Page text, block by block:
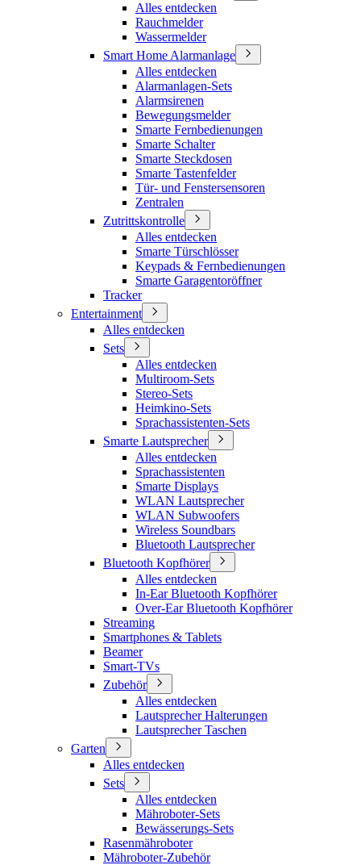
Alles entdecken
Rauchmelder
Wassermelder
Smart Home Alarmanlage
Alles entdecken
Alarmanlagen-Sets
Alarmsirenen
Bewegungsmelder
Smarte Fernbedienungen
Smarte Schalter
Smarte Steckdosen
Smarte Tastenfelder
Tür- und Fenstersensoren
Zentralen
Zutrittskontrolle
Alles entdecken
Smarte Türschlösser
Keypads & Fernbedienungen
Smarte Garagentoröffner
Tracker
Entertainment
Alles entdecken
Sets
Alles entdecken
Multiroom-Sets
Stereo-Sets
Heimkino-Sets
Sprachassistenten-Sets
Smarte Lautsprecher
Alles entdecken
Sprachassistenten
Smarte Displays
WLAN Lautsprecher
WLAN Subwoofers
Wireless Soundbars
Bluetooth Lautsprecher
Bluetooth Kopfhörer
Alles entdecken
In-Ear Bluetooth Kopfhörer
Over-Ear Bluetooth Kopfhörer
Streaming
Smartphones & Tablets
Beamer
Smart-TVs
Zubehör
Alles entdecken
Lautsprecher Halterungen
Lautsprecher Taschen
Garten
Alles entdecken
Sets
Alles entdecken
Mähroboter-Sets
Bewässerungs-Sets
Rasenmähroboter
Mähroboter-Zubehör